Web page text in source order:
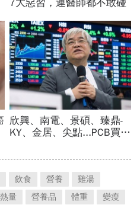
飲食 營養
雞湯
熱量 營養品 體重 變瘦